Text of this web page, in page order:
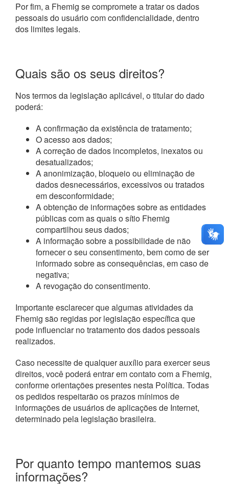
Por fim, a Fhemig se compromete a tratar os dados
pessoais do usuário com confidencialidade, dentro
dos limites legais.
Quais são os seus direitos?
Nos termos da legislação aplicável, o titular do dado
poderá:
A confirmação da existência de tratamento;
O acesso aos dados;
A correção de dados incompletos, inexatos ou
desatualizados;
A anonimização, bloqueio ou eliminação de
dados desnecessários, excessivos ou tratados
em desconformidade;
A obtenção de informações sobre as entidades
públicas com as quais o sítio Fhemig
compartilhou seus dados;
A informação sobre a possibilidade de não
fornecer o seu consentimento, bem como de ser
informado sobre as consequências, em caso de
negativa;
A revogação do consentimento.
Importante esclarecer que algumas atividades da
Fhemig são regidas por legislação específica que
pode influenciar no tratamento dos dados pessoais
realizados.
Caso necessite de qualquer auxílio para exercer seus
direitos, você poderá entrar em contato com a Fhemig,
conforme orientações presentes nesta Política. Todas
os pedidos respeitarão os prazos mínimos de
informações de usuários de aplicações de Internet,
determinado pela legislação brasileira.
Por quanto tempo mantemos suas
informações?